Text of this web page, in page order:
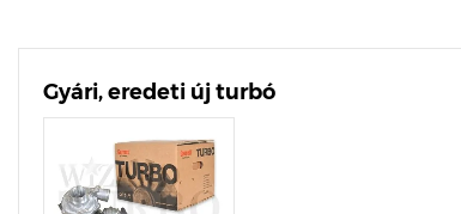
Gyári, eredeti új turbó